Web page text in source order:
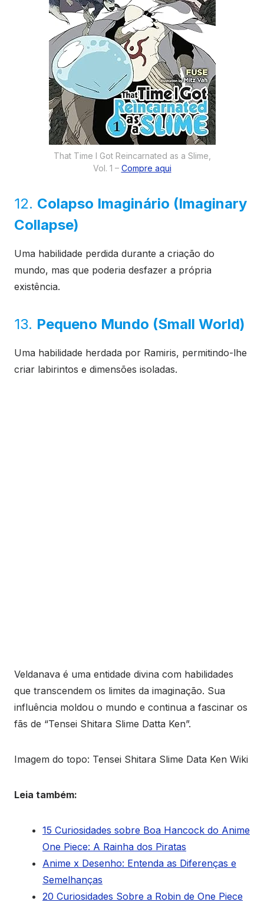
That Time I Got Reincarnated as a Slime,
Vol. 1 – Compre aqui
12. Colapso Imaginário (Imaginary
Collapse)
Uma habilidade perdida durante a criação do
mundo, mas que poderia desfazer a própria
existência.
13. Pequeno Mundo (Small World)
Uma habilidade herdada por Ramiris, permitindo-lhe
criar labirintos e dimensões isoladas.
Veldanava é uma entidade divina com habilidades
que transcendem os limites da imaginação. Sua
influência moldou o mundo e continua a fascinar os
fãs de “Tensei Shitara Slime Datta Ken”.
Imagem do topo: Tensei Shitara Slime Data Ken Wiki
Leia também:
15 Curiosidades sobre Boa Hancock do Anime
One Piece: A Rainha dos Piratas
Anime x Desenho: Entenda as Diferenças e
Semelhanças
20 Curiosidades Sobre a Robin de One Piece